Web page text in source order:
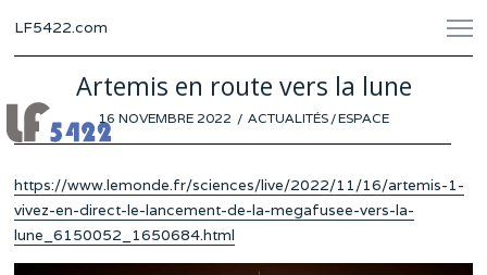
LF5422.com
Artemis en route vers la lune
POSTED
ON
16 NOVEMBRE 2022 16ACTUALITÉS /ESPACE
https://www.lemonde.fr/sciences/live/2022/11/16/artemis-1-
vivez-en-direct-le-lancement-de-la-megafusee-vers-la-
lune_6150052_1650684.html